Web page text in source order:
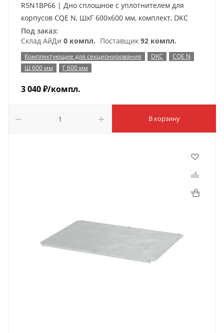
R5N1BP66 | Дно сплошное с уплотнителем для
корпусов CQE N, ШхГ 600х600 мм, комплект, DKC
Под заказ:
Склад АйДи 0 компл. Поставщик 92 компл.
Комплектующие для секционирования DKC
CQE N
Ш 600 мм
Г 600 мм
3 040₽/компл.
В корзину